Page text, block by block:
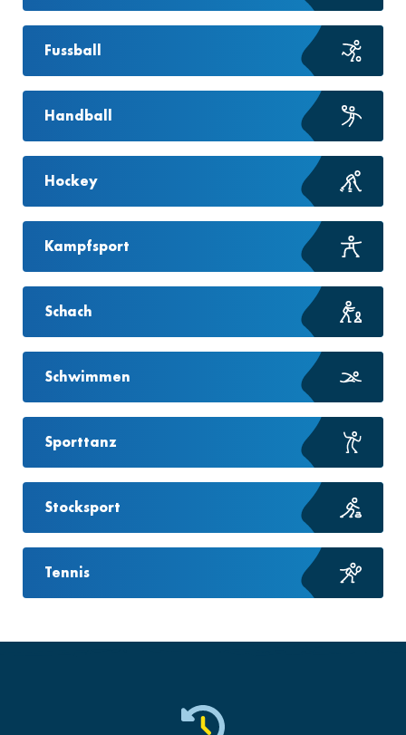
Fussball
Handball
Hockey
Kampfsport
Schach
Schwimmen
Sporttanz
Stocksport
Tennis